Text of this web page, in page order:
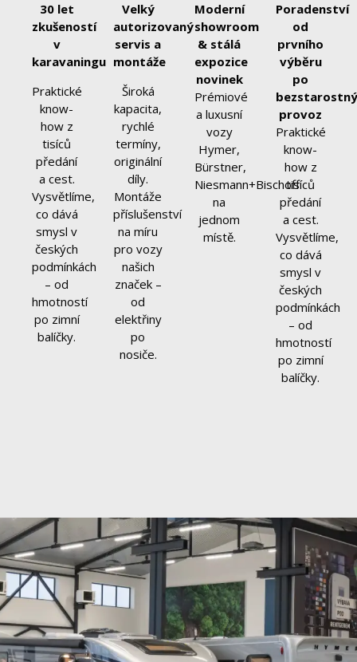
30 let
zkušeností
v
karavaningu
Praktické
know-
how z
tisíců
předání
a cest.
Vysvětlíme,
co dává
smysl v
českých
podmínkách
– od
hmotností
po zimní
balíčky.
Velký
autorizovaný
servis a
montáže
Široká
kapacita,
rychlé
termíny,
originální
díly.
Montáže
příslušenství
na míru
pro vozy
našich
značek –
od
elektřiny
po
nosiče.
Moderní
showroom
& stálá
expozice
novinek
Prémiové
a luxusní
vozy
Hymer,
Bürstner,
Niesmann+Bischoff
na
jednom
místě.
Poradenství
od
prvního
výběru
po
bezstarostný
provoz
Praktické
know-
how z
tisíců
předání
a cest.
Vysvětlíme,
co dává
smysl v
českých
podmínkách
– od
hmotností
po zimní
balíčky.